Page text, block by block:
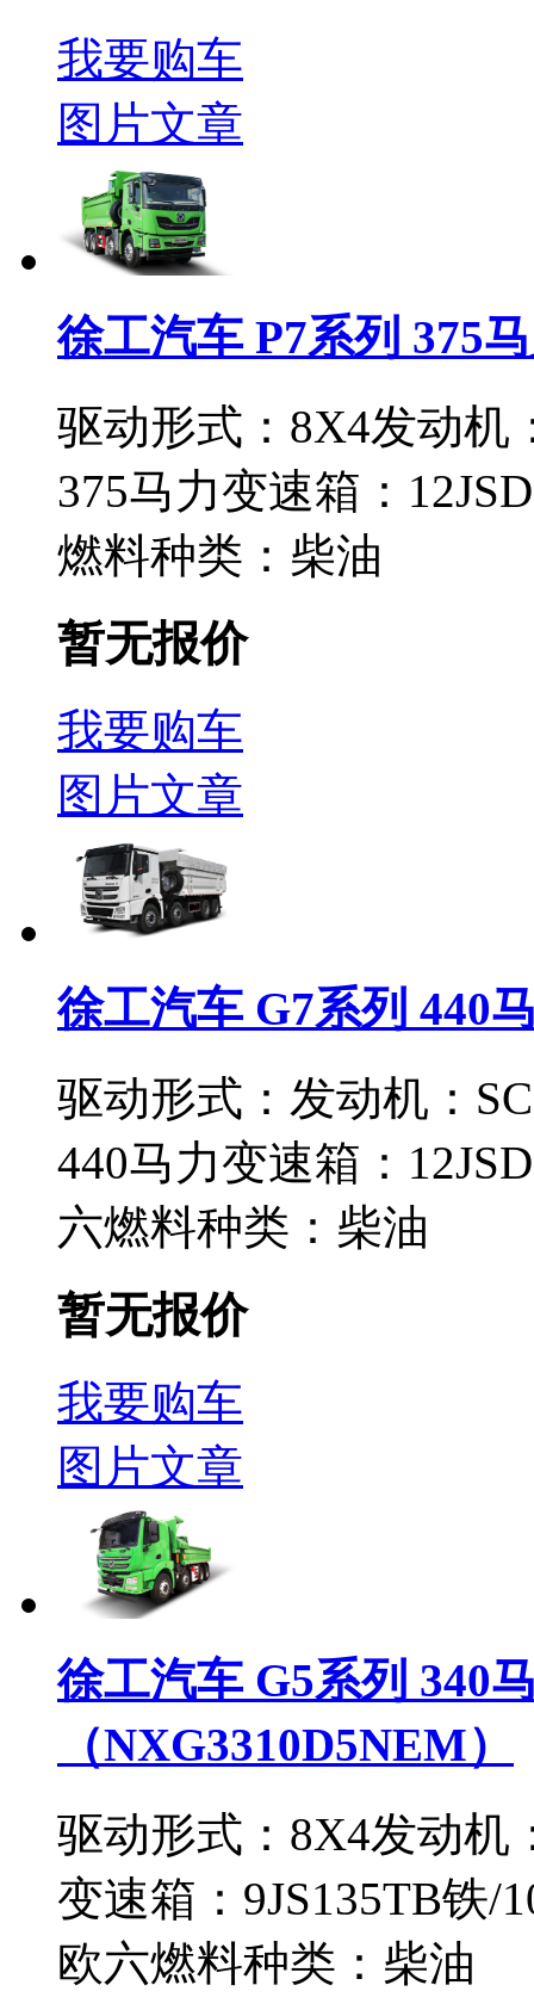
我要购车
图片文章
徐工汽车 P7系列 375
驱动形式： 8X4发动机
375马力变速箱：
燃料种类： 柴油
暂无报价
我要购车
图片文章
徐工汽车 G7系列 440
驱动形式： 发动机：
440马力变速箱：
六燃料种类： 柴油
暂无报价
我要购车
图片文章
徐工汽车 G5系列 340
（NXG3310D5NEM）
驱动形式： 8X4发动机
变速箱： 9JS135TB铁/
欧六燃料种类： 柴油